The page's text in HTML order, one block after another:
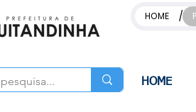
HOME /
HOME